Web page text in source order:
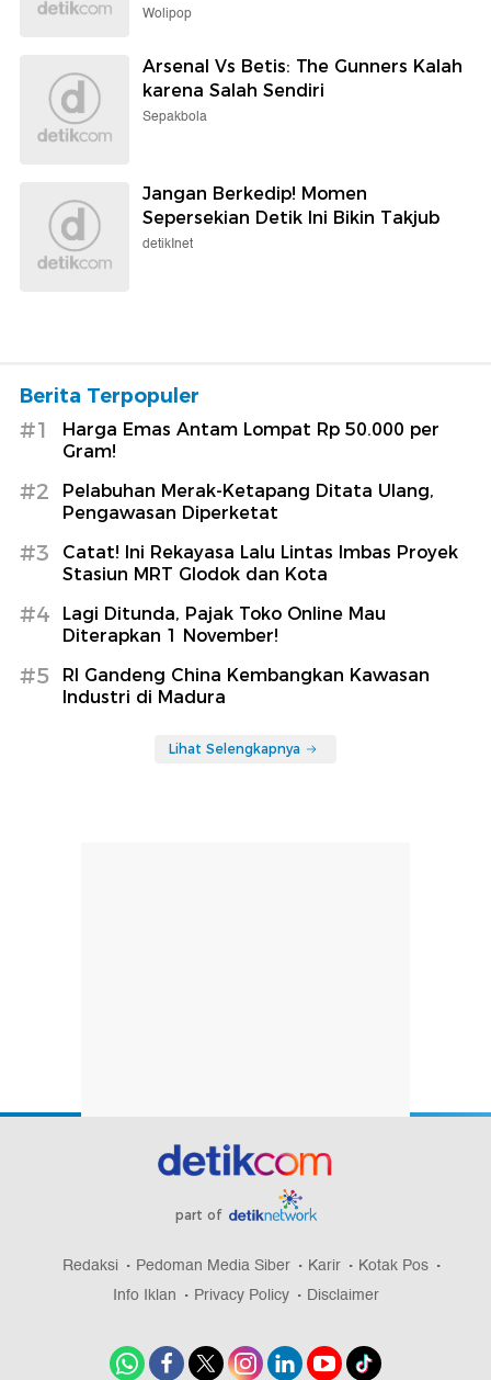
Wolipop
Arsenal Vs Betis: The Gunners Kalah
karena Salah Sendiri
Sepakbola
Jangan Berkedip! Momen
Sepersekian Detik Ini Bikin Takjub
detikInet
Berita Terpopuler
#1
Harga Emas Antam Lompat Rp 50.000 per
Gram!
#2
Pelabuhan Merak-Ketapang Ditata Ulang,
Pengawasan Diperketat
#3
Catat! Ini Rekayasa Lalu Lintas Imbas Proyek
Stasiun MRT Glodok dan Kota
#4
Lagi Ditunda, Pajak Toko Online Mau
Diterapkan 1 November!
#5
RI Gandeng China Kembangkan Kawasan
Industri di Madura
Lihat Selengkapnya
part of
Redaksi Pedoman Media Siber Karir
Kotak Pos
Info Iklan
Privacy Policy Disclaimer